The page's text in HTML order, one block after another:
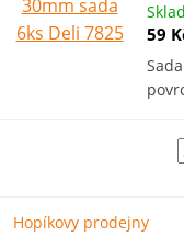
59
Hopíkovy prodejny